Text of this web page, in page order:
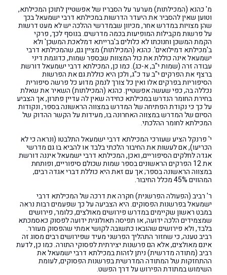
מ' כהנא (המכילתות) מערער על הסבריו של אפשטיין לתוכן המכילתא,
וטוען שאין להסביר את היעדר הדרשות במכילתא דרבי ישמעאל בכך
שהן מצויות במדרש אחר, מכיוון שבמדרשי ההלכה יש לא מעט דרשות
על פרשות מקבילות המופיעות בכמה מדרשים. בנוסף לכך, פרקי
הקמת המשכן וחנוכתו לא כלולים ב'ברייתא דמלאכת המשכן' ולא
ב'מכילתא דמילואים'. כהנא (המכילתות) מציין גם, שהמכילתא דרבי
ישמעאל אינה כוללת את כול המצוות שבספר שמות, כדוגמת דיני
עבודה זרה (שמות י"ב, א-כג). כמו כן, המכילתא דרבי ישמעאל דורשת
ברצף את הפרקים י"ב עד כ"ג, ולכן היא כוללת גם את הפרשות
הסיפוריות בפרקים אלו ואין כל צורך לנמק מדוע כל פרשה סיפורית
נכללה בה, כפי שעשה אפשטיין. כהנא (המכילתות) השאיר את שאלת
בחירת החומר הנדרש במכילתא כחידה שאין לה עדיין פתרון, אך הצביע
על כך כי נקודת הפתיחה של המדרש במצווה הראשונה בספר, ונקודות
הסיום של המדרש במצווה האחרונה בו, מעידות על הקשר ההדוק של
המכילתא לחומר ההלכתי.
י' פרנקל הציע שעורכי המכילתא דרבי ישמעאל התלבטו (ונראה כי לא
הכריעו), אם לעשות את החיבור הלכתי בלבד או להביא בו גם מדרשי
אגדה לחלקים הסיפוריים, ואכן, המכילתא דרבי ישמעאל איננה דורשת
את 12 הפרקים הראשונים בספר שמות שכולם סיפוריים, ופותחת
במצווה הראשונה בספר; אך עם זאת היא כוללת דברי אגדה רבים,
המהווים 45% מכלל החיבור.
ר' רביב (הפעולה הפרשנית) חקרה את דרכה של המכילתא דרבי
ישמעאל בפרשנות הפסוקים. היא הצביעה על כך שפעמים רבות נראה
במבט ראשון שקיימים במדרש פירושים מאולצים, כלומר, פירושים
שמצמידים הלכה ידועה, או תפיסה תאולוגית ידועה לפסוק כאסמכתא
בלבד, ולא פירושים שהובאו כתשובה לקושי אמתי שהפסוק מעורר.
רביב טענה, כי שחזור התהליך הפרשני מעיד שפירושים רבים מסוג זה
אינם מאולצים, אלא הם פרשנות יצירתית לפסוקי התורה. כמו כן, לדעת
רביב (מתודה מדרשית) ניתן לזהות במכילתא דרבי ישמעאל את
ההתחזקות של המתודה המדרשית בפרשנות הפסוקים, לעומת
השימוש במתודת הפירוש על דרך הפשט.